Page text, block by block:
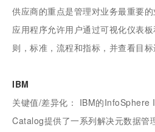
供应商的重点是管理对业务最重要
应用程序允许用户通过可视化仪表
则，标准，流程和指标，并查看目标
IBM
关键值/差异化： IBM的
Catalog提供了一系列解决元数据管